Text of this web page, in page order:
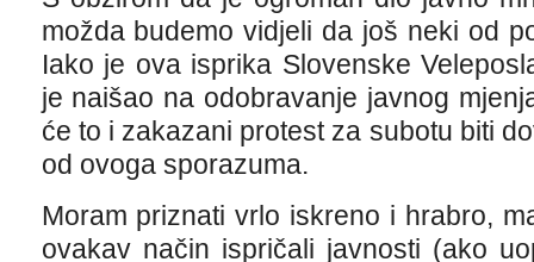
možda budemo vidjeli da još neki od
Iako je ova isprika Slovenske
je naišao na odobravanje javnog
će to i zakazani protest za subotu biti
od ovoga sporazuma.
Moram priznati vrlo iskreno i hrabro,
ovakav način ispričali javnosti (ako